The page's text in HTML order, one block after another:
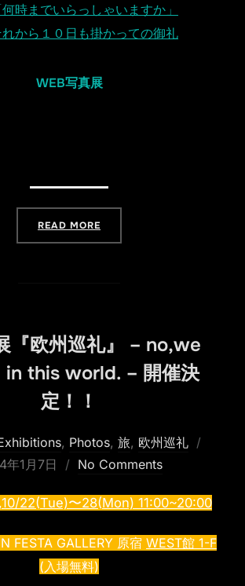
何時までいらっしゃいますか」
れから１０日も掛かっての御礼
WEB写真展
READ MORE
『欧州巡礼』 – no,we
in this world. – 開催決
定！！
, Photos, 旅, 欧州巡礼
年1月7日 No Comments
22(Tue)〜28(Mon) 11:00~20:00
FESTA GALLERY 原宿 WEST館 1-F
(入場無料)